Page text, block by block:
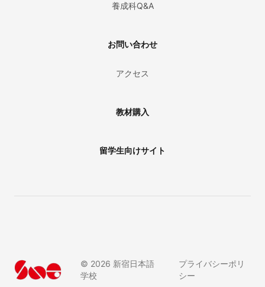
養成科Q&A
お問い合わせ
アクセス
教材購入
留学生向けサイト
© 2026 新宿日本語
学校
プライバシーポリ
シー